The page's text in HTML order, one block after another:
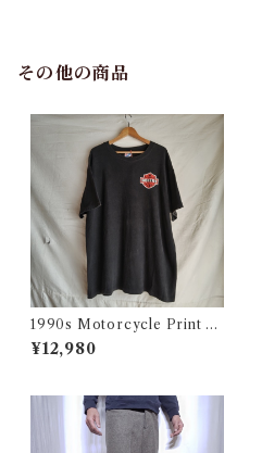
その他の商品
1990s Motorcycle Print T-
Shirt Size XL / 90年代 ハー
レー バイカー Tシャツ スカル
¥12,980